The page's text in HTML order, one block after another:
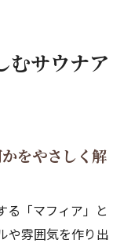
むサウナア
をやさしく解
る「マフィア」と
や雰囲気を作り出